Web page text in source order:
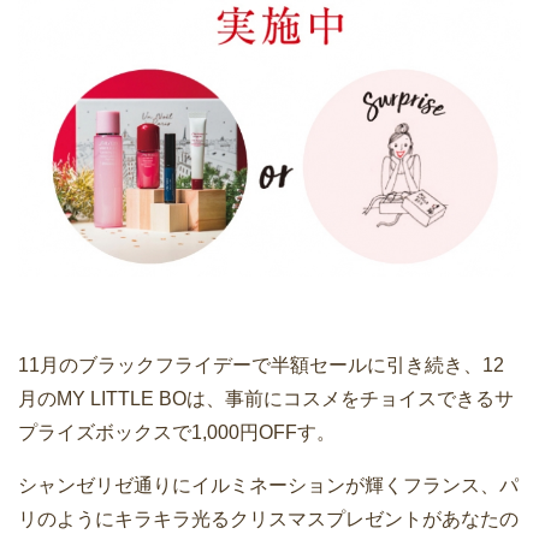
11月のブラックフライデーで半額セールに引き続き、12
月のMY LITTLE BOは、事前にコスメをチョイスできるサ
プライズボックスで1,000円OFFす。
シャンゼリゼ通りにイルミネーションが輝くフランス、パ
リのようにキラキラ光るクリスマスプレゼントがあなたの